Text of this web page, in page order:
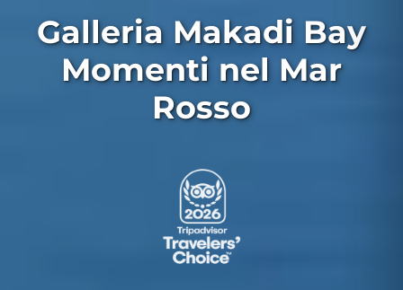
Galleria Makadi Bay
Momenti nel Mar
Rosso